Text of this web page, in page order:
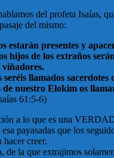
del profeta Isaías,
del mismo:
estarán presentes y
hijos de los extraños
viñadores.
seréis llamados sacerdotes
de nuestro Elokim os
61:5-6)
a lo que es una
payasadas que los
creer.
de la que extrajimos